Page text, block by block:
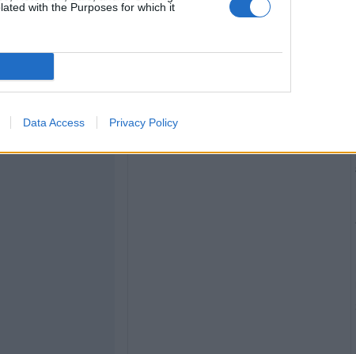
with the Purposes for which it
Data Access Privacy Policy
Καλαμπάκα: Πυροσβέστες
νοσοκομείο ο οδηγός